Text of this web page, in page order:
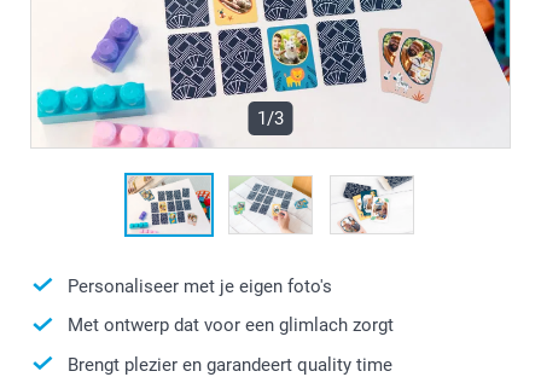
1/3
Personaliseer met je eigen foto's
Met ontwerp dat voor een glimlach zorgt
Brengt plezier en garandeert quality time